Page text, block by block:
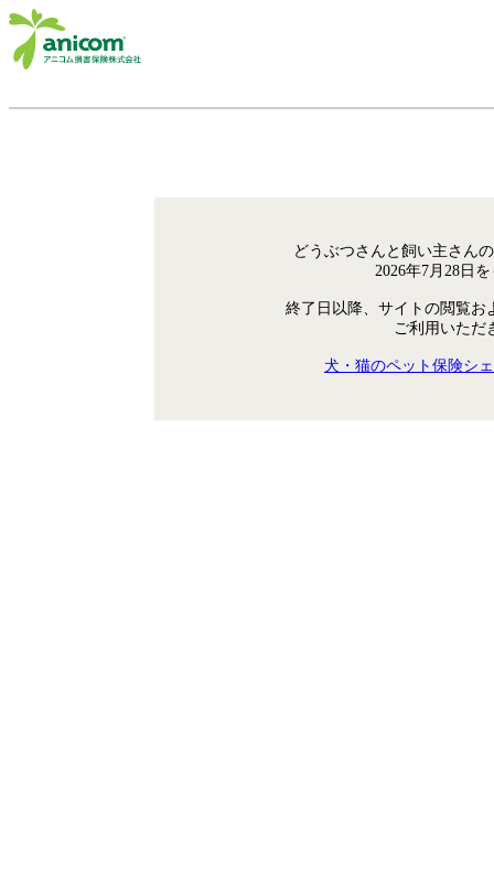
どうぶつさんと飼い主さん
2026年7月28日
終了日以降、サイトの閲覧お
ご利用いただ
犬・猫のペット保険シ